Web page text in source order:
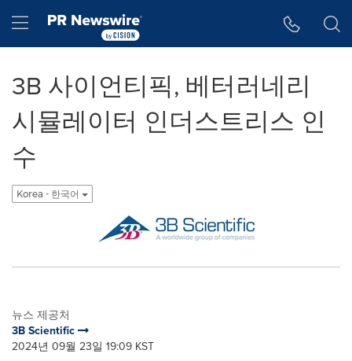
Hamburger menu
3B 사이언티픽, 베터러네리
시뮬레이터 인더스트리스 인
수
Korea - 한국어
뉴스 제공처
3B Scientific
2024년 09월 23일 19:09 KST